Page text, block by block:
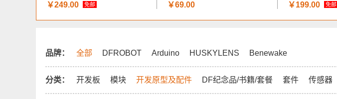
￥249.00 免邮
￥69.00
￥199.00
免邮
品牌： 全部 DFROBOT Arduino HUSKYLENS Benewake
分类： 开发板 模块 开发原型及配件 DF纪念品/书籍/套餐 套件 传感器